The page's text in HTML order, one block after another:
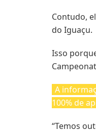
Contudo,
do Iguaçu.
Isso
A
100% de
“Temos